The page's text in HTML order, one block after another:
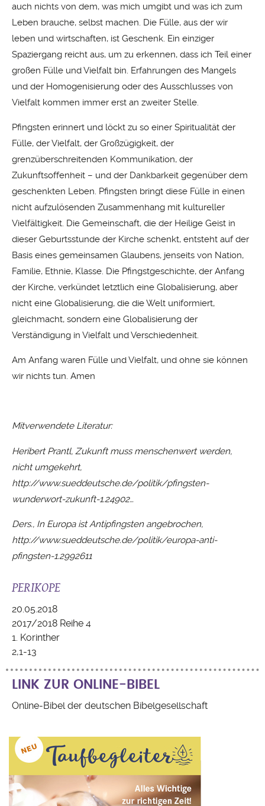
auch nichts von dem, was mich umgibt und was ich zum
Leben brauche, selbst machen. Die Fülle, aus der wir
leben und wirtschaften, ist Geschenk. Ein einziger
Spaziergang reicht aus, um zu erkennen, dass ich Teil einer
großen Fülle und Vielfalt bin. Erfahrungen des Mangels
und der Homogenisierung oder des Ausschlusses von
Vielfalt kommen immer erst an zweiter Stelle.
Pfingsten erinnert und löckt zu so einer Spiritualität der
Fülle, der Vielfalt, der Großzügigkeit, der
grenzüberschreitenden Kommunikation, der
Zukunftsoffenheit – und der Dankbarkeit gegenüber dem
geschenkten Leben. Pfingsten bringt diese Fülle in einen
nicht aufzulösenden Zusammenhang mit kultureller
Vielfältigkeit. Die Gemeinschaft, die der Heilige Geist in
dieser Geburtsstunde der Kirche schenkt, entsteht auf der
Basis eines gemeinsamen Glaubens, jenseits von Nation,
Familie, Ethnie, Klasse. Die Pfingstgeschichte, der Anfang
der Kirche, verkündet letztlich eine Globalisierung, aber
nicht eine Globalisierung, die die Welt uniformiert,
gleichmacht, sondern eine Globalisierung der
Verständigung in Vielfalt und Verschiedenheit.
Am Anfang waren Fülle und Vielfalt, und ohne sie können
wir nichts tun. Amen
Mitverwendete Literatur:
Heribert Prantl, Zukunft muss menschenwert werden,
nicht umgekehrt,
http://www.sueddeutsche.de/politik/pfingsten-
wunderwort-zukunft-1.24902…
Ders., In Europa ist Antipfingsten angebrochen,
http://www.sueddeutsche.de/politik/europa-anti-
pfingsten-1.2992611
PERIKOPE
20.05.2018
2017/2018 Reihe 4
1. Korinther
2,1-13
LINK ZUR ONLINE-BIBEL
Online-Bibel der deutschen Bibelgesellschaft